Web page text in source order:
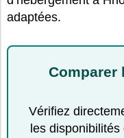
adaptées.
Comparer
Vérifiez
les